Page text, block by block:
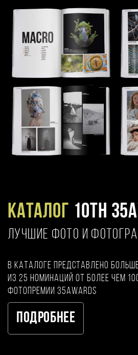
Каталог 10TH
ЛУЧШИЕ ФОТО И
В каталоге представлено
из 25 номинаций от более чем
фотопремии 35AWARDS
Подробнее